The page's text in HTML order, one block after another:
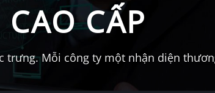
CAO CẤP
trưng. Mỗi công ty một nhận diện